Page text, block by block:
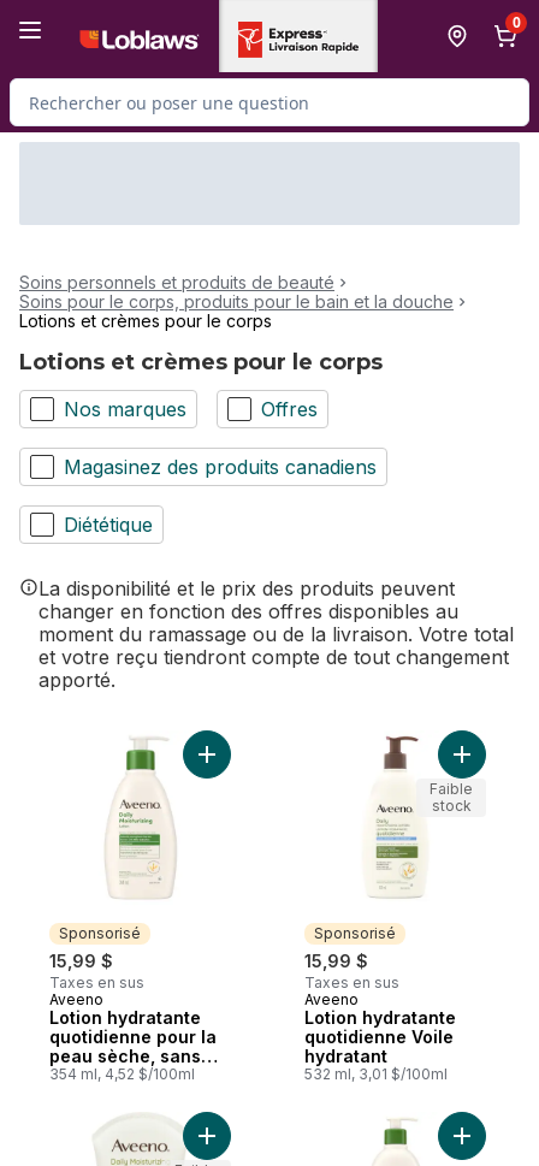
0
Rechercher des produits
Soins personnels et produits de beauté
Soins pour le corps, produits pour le bain et la douche
Lotions et crèmes pour le corps
Lotions et crèmes pour le corps
Nos marques Offres
Magasinez des produits canadiens
Diététique
La disponibilité et le prix des produits peuvent
changer en fonction des offres disponibles au
moment du ramassage ou de la livraison. Votre total
et votre reçu tiendront compte de tout changement
apporté.
Sponsorisé
15,99 $
Taxes en sus
Sponsorisé
Aveeno
Lotion hydratante
quotidienne pour la
peau sèche, sans
parfum
354 ml, 4,52 $/100ml
Ajouter Lotion hydratante quotidienne
Sponsorisé
15,99 $
Taxes en sus
Sponsorisé
Aveeno
Lotion hydratante
quotidienne Voile
hydratant
532 ml, 3,01 $/100ml
Ajouter
Faible
stock
Ajouter Crème mainsAjouter